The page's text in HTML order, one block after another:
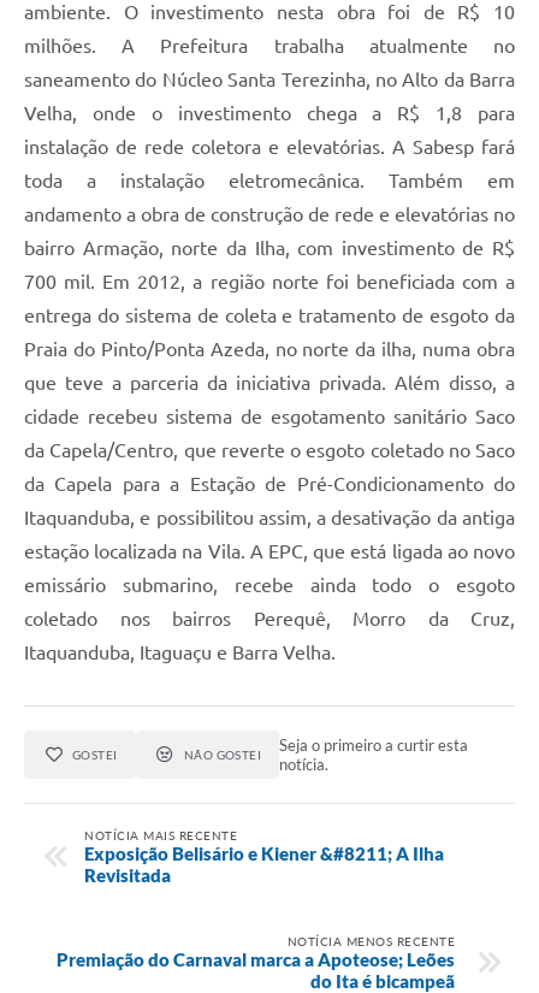
ambiente. O investimento nesta obra foi de R$ 10
milhões. A Prefeitura trabalha atualmente no
saneamento do Núcleo Santa Terezinha, no Alto da Barra
Velha, onde o investimento chega a R$ 1,8 para
instalação de rede coletora e elevatórias. A Sabesp fará
toda a instalação eletromecânica. Também em
andamento a obra de construção de rede e elevatórias no
bairro Armação, norte da Ilha, com investimento de R$
700 mil. Em 2012, a região norte foi beneficiada com a
entrega do sistema de coleta e tratamento de esgoto da
Praia do Pinto/Ponta Azeda, no norte da ilha, numa obra
que teve a parceria da iniciativa privada. Além disso, a
cidade recebeu sistema de esgotamento sanitário Saco
da Capela/Centro, que reverte o esgoto coletado no Saco
da Capela para a Estação de Pré-Condicionamento do
Itaquanduba, e possibilitou assim, a desativação da antiga
estação localizada na Vila. A EPC, que está ligada ao novo
emissário submarino, recebe ainda todo o esgoto
coletado nos bairros Perequê, Morro da Cruz,
Itaquanduba, Itaguaçu e Barra Velha.
GOSTEI NÃO GOSTEI
Seja o primeiro a curtir esta
notícia.
NOTÍCIA MAIS RECENTE
Exposição Belisário e Kiener &#8211; A Ilha
Revisitada
NOTÍCIA MENOS RECENTE
Premiação do Carnaval marca a Apoteose; Leões
do Ita é bicampeã